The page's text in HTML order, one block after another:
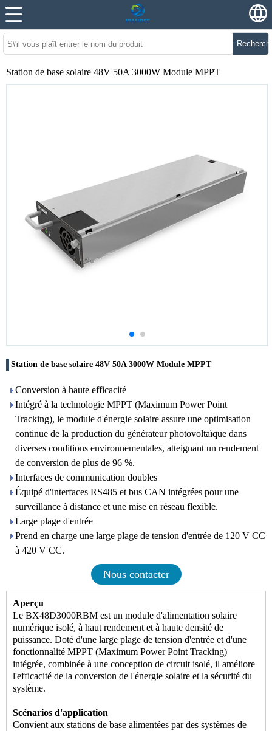
Station de base solaire 48V 50A 3000W Module MPPT
Station de base solaire 48V 50A 3000W Module MPPT
Conversion à haute efficacité
Intégré à la technologie MPPT (Maximum Power Point
Tracking), le module d'énergie solaire assure une optimisation
continue de la production du générateur photovoltaïque dans
diverses conditions environnementales, atteignant un rendement
de conversion de plus de 96 %.
Interfaces de communication doubles
Équipé d'interfaces RS485 et bus CAN intégrées pour une
surveillance à distance et une mise en réseau flexible.
Large plage d'entrée
Prend en charge une large plage de tension d'entrée de 120 V CC
à 420 V CC.
Nous contacter
Aperçu
Le BX48D3000RBM est un module d'alimentation solaire
numérique isolé, à haut rendement et à haute densité de
puissance. Doté d'une large plage de tension d'entrée et d'une
fonctionnalité MPPT (Maximum Power Point Tracking)
intégrée, combinée à une conception de circuit isolé, il améliore
l'efficacité de la conversion de l'énergie solaire et la sécurité du
système.
Scénarios d'application
Convient aux stations de base alimentées par des systèmes de